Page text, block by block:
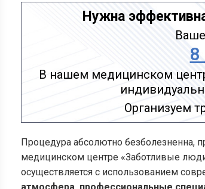
Нужна
8
В нашем медицинском
Организуем
Процедура абсолютно безболезненна,
медицинском центре «Заботливые
осуществляется с использованием